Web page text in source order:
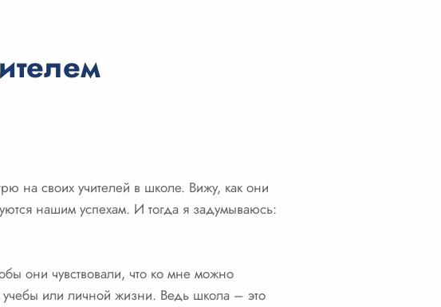
на своих учителей в школе. Вижу, как они
нашим успехам. И тогда я задумываюсь:
они чувствовали, что ко мне можно
или личной жизни. Ведь школа – это